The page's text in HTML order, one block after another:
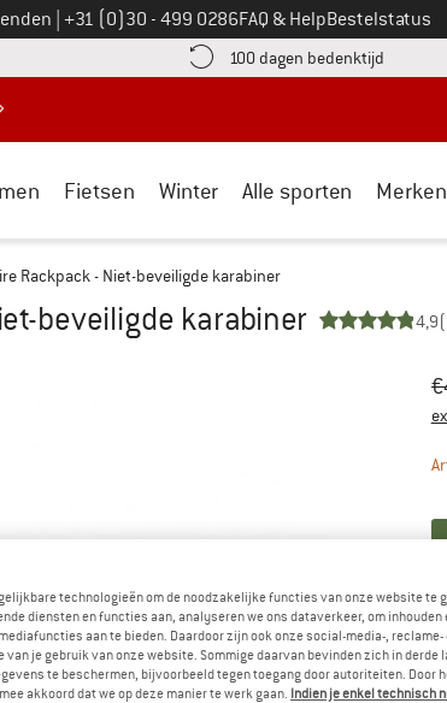
Bel ons op
+31 (0)30 - 499 0286FAQ & HelpBestelstatus
betalingsinformatie hier! Opent in een infovak
100 dagen bedenktijd
Fietsen Winter Alle sporten Merken
Rackpack - Niet-beveiligde karabiner
beveiligde karabiner 4,9
€
technologieën om de noodzakelijke functies van onze website te
diensten en functies aan, analyseren we ons dataverkeer, om inhouden
aan te bieden. Daardoor zijn ook onze social-media-, reclame-
je gebruik van onze website. Sommige daarvan bevinden zich in derde
te beschermen, bijvoorbeeld tegen toegang door autoriteiten. Door
akkoord dat we op deze manier te werk gaan. Indien je enkel technisch